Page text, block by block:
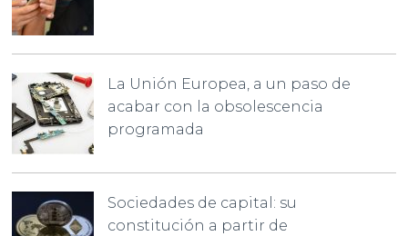
La Unión Europea, a un paso de
acabar con la obsolescencia
programada
Sociedades de capital: su
constitución a partir de